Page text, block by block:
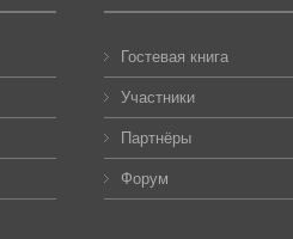
Гостевая книга
Участники
Партнёры
Форум